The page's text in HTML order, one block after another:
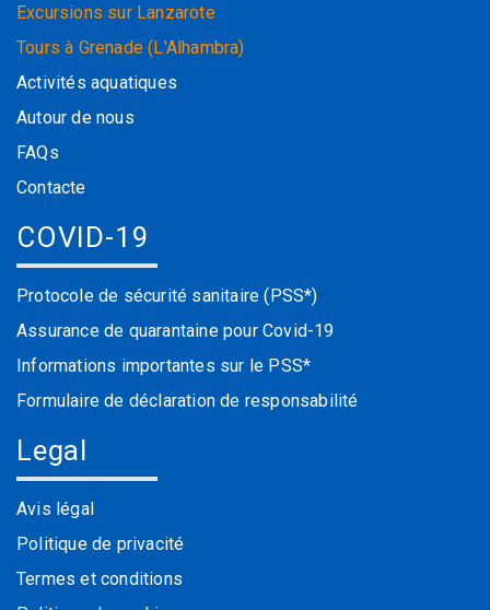
Excursions sur Lanzarote
Tours à Grenade (L'Alhambra)
Activités aquatiques
Autour de nous
FAQs
Contacte
COVID-19
Protocole de sécurité sanitaire (PSS*)
Assurance de quarantaine pour Covid-19
Informations importantes sur le PSS*
Formulaire de déclaration de responsabilité
Legal
Avis légal
Politique de privacité
Termes et conditions